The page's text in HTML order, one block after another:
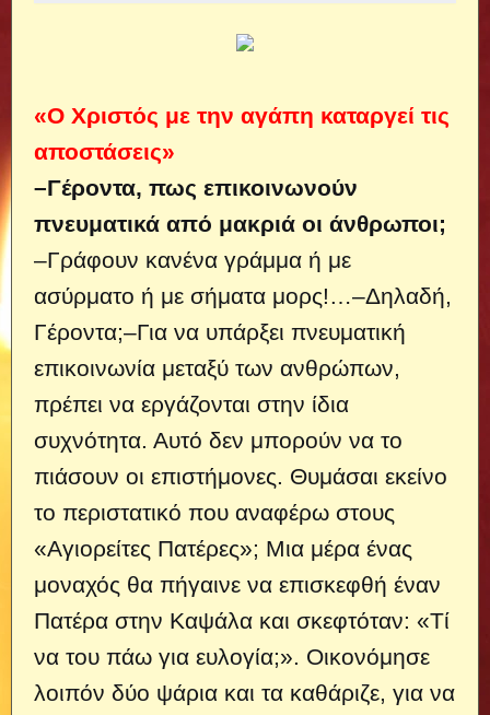
«Ο Χριστός με την αγάπη καταργεί τις
αποστάσεις»
–Γέροντα, πως επικοινωνούν
πνευματικά από μακριά οι άνθρωποι;
–Γράφουν κανένα γράμμα ή με
ασύρματο ή με σήματα μορς!…–Δηλαδή,
Γέροντα;–Για να υπάρξει πνευματική
επικοινωνία μεταξύ των ανθρώπων,
πρέπει να εργάζονται στην ίδια
συχνότητα. Αυτό δεν μπορούν να το
πιάσουν οι επιστήμονες. Θυμάσαι εκείνο
το περιστατικό που αναφέρω στους
«Αγιορείτες Πατέρες»; Μια μέρα ένας
μοναχός θα πήγαινε να επισκεφθή έναν
Πατέρα στην Καψάλα και σκεφτόταν: «Τί
να του πάω για ευλογία;». Οικονόμησε
λοιπόν δύο ψάρια και τα καθάριζε, για να